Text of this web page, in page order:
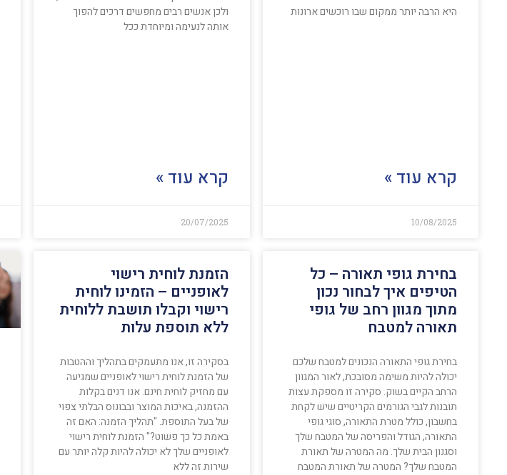
היא הרבה יותר ממקום שבו רוכשים ארונות
קרא עוד »
10/08/2025
ולכן אנשים רבים מחפשים דרכים להפוך
אותה לנעימה ומיוחדת ככל
קרא עוד »
20/07/2025
בחירת גופי תאורה – כל
הטיפים איך לבחור נכון
מתוך מגוון רחב של גופי
תאורה למטבח
בחירת גופי התאורה הנכונים למטבח שלכם
יכולה להיות משימה מסובכת, לאור המגוון
הרחב הקיים בשוק. סקירה זו מספקת עצות
תובנות לגבי הגורמים הקריטיים שיש לקחת
בחשבון, כולל מטרת התאורה, סוגי גופי
התאורה, הגודל והפריסה של המטבח שלך
וסגנון הבית שלך. מה המטרה של תאורת
המטבח שלך? המטרה של תאורת המטבח
הזמנת לוחית רישוי
לאופניים – הזמינו לוחית
רישוי וקבלו תושבת ללוחית
ללא תוספת עלות
בסקירה זו, אנו מתעמקים בתהליך וההטבות
של הזמנת לוחית רישוי לאופניים שמגיעה
עם מחזיק לוחית חינם. אנו דנים בקלות
ההזמנה, באיכות המוצר ובבונוס הבלתי צפוי
של בעל התוספת. "תהליך הזמנה: האם זה
באמת כל כך פשוט?" הזמנת לוחית רישוי
לאופניים שלך לא יכולה להיות קלה יותר עם
שירות זה ללא